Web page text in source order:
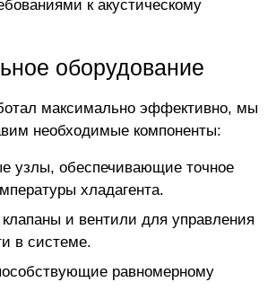
к акустическому
оборудование
максимально эффективно, мы
необходимые компоненты:
узлы, обеспечивающие точное
хладагента.
и вентили для управления
в системе.
равномерному